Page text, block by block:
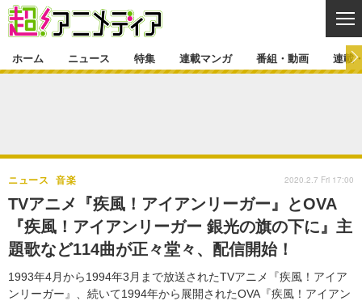
ゲーム・アプリ マンガ
グッズ イベント
声優 コスプレ
舞台 新帝スタ
特集一覧 カバー
ラキりす
連載マンガ
連載マンガ一覧
番組・動画一覧 ラジオ
動画
連載・ブログ
連載・ブログ一覧 コラム
編集部ブログ・お知らせ
ホーム ニュース 特集 連載マンガ 番組・動画 連載
TVアニメ『疾風！アイアンリーガー』とOVA
『疾風！アイアンリーガー 銀光の旗の下に』主
題歌など114曲が正々堂々、配信開始！
1993年4月から1994年3月まで放送されたTVアニメ『疾風！アイア
ンリーガー』、続いて1994年から展開されたOVA『疾風！アイアン
ニュース 音楽 2020.2.7 Fri 17:00